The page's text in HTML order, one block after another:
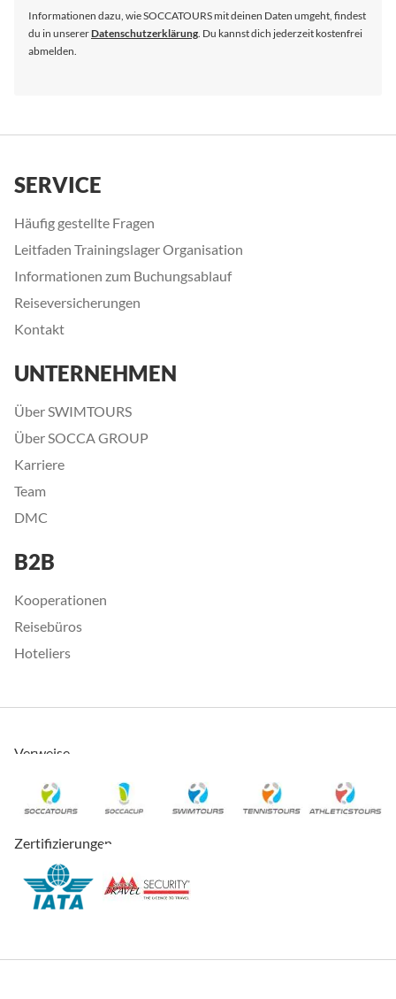
Informationen dazu, wie SOCCATOURS mit deinen Daten umgeht, findest
du in unsererDatenschutzerklärung. Du kannst dich jederzeit kostenfrei
abmelden.
SERVICE
Häufig gestellte Fragen
Leitfaden Trainingslager Organisation
Informationen zum Buchungsablauf
Reiseversicherungen
Kontakt
UNTERNEHMEN
Über SWIMTOURS
Über SOCCA GROUP
Karriere
Team
DMC
B2B
Kooperationen
Reisebüros
Hoteliers
Verweise
Zertifizierungen